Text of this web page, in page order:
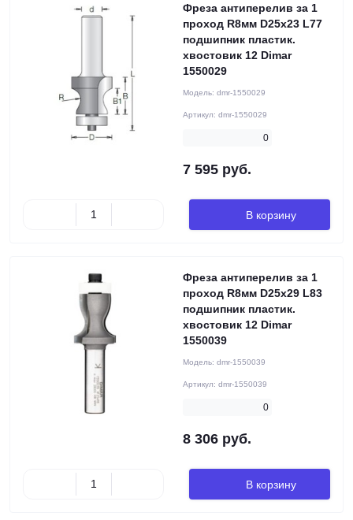
Фреза антиперелив за 1
проход R8мм D25x23 L77
подшипник пластик.
хвостовик 12 Dimar
1550029
Модель: dmr-1550029
Артикул: dmr-1550029
0
7 595 руб.
В корзину
Фреза антиперелив за 1
проход R8мм D25x29 L83
подшипник пластик.
хвостовик 12 Dimar
1550039
Модель: dmr-1550039
Артикул: dmr-1550039
0
8 306 руб.
В корзину